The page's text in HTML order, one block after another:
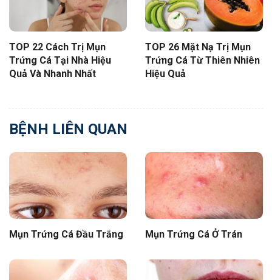
TOP 22 Cách Trị Mụn
Trứng Cá Tại Nhà Hiệu
Quả Và Nhanh Nhất
TOP 26 Mặt Nạ Trị Mụn
Trứng Cá Từ Thiên Nhiên
Hiệu Quả
BỆNH LIÊN QUAN
Mụn Trứng Cá Đầu Trắng Mụn Trứng Cá Ở Trán